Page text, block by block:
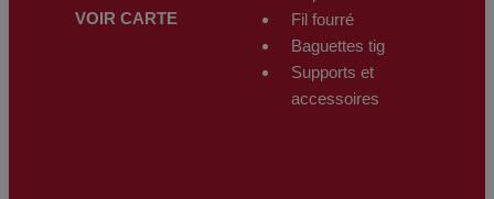
VOIR CARTE
Fil fourré
Baguettes tig
Supports et
accessoires